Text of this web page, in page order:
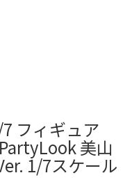
フィギュア
美山
1/7スケール